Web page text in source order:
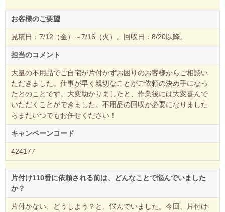
お客様のご要望
見積日：7/12（金）～7/16（火）。回収日：8/20以降。
担当のコメント
大量の不用品でご自宅が片付かずお困りのお客様からご相談い
ただきました。仕事が早く親切なことがご依頼の決め手になっ
たとのことです。大変助かりましたと、作業後には大変喜んで
いただくことができました。不用品の回収が必要になりました
らまたいつでもお任せください！
キャンペーンコード
424177
片付け110番に依頼される前は、どんなことで悩んでいました
か？
片付かない、どうしよう？と、悩んでいました。今回、片付け